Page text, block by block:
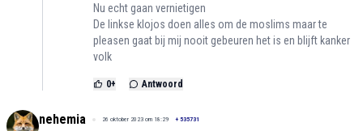
Nu echt gaan vernietigen
De linkse klojos doen alles om de moslims maar te
pleasen gaat bij mij nooit gebeuren het is en blijft kanker
volk
0+ Antwoord
nehemia 26 oktober 2023 om 18:29 + 535731